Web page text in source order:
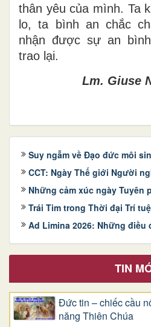
thân yêu của mình. Ta
lo, ta bình an chắc
nhận được sự an
trao lại.
Lm. Giuse
Suy ngẫm về Đạo đức môi
CCT: Ngày Thế giới Người
Những cảm xúc ngày Tuyên
Trái Tim trong Thời đại Trí
Ad Limina 2026: Những điều
TIN
Đức tin – chiếc cầu
năng Thiên Chúa